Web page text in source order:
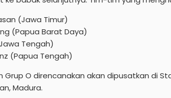
(Jawa Timur)
(Papua Barat Daya)
Tengah)
(Papua Tengah)
O direncanakan akan dipusatkan di
Madura.